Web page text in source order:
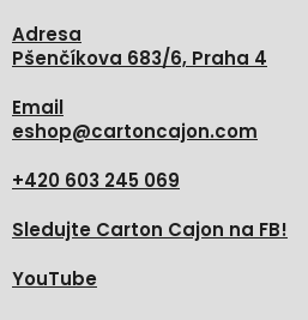
Adresa
Pšenčíkova 683/6, Praha 4
Email
eshop@cartoncajon.com
+420 603 245 069
Sledujte Carton Cajon na FB!
YouTube